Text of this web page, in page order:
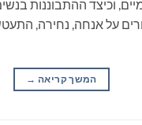
וכיצד ההתבוננות
על אנחה, נחירה,
המשך קריאה →